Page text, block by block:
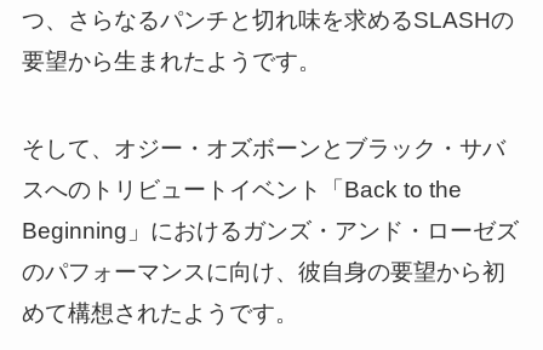
つ、さらなるパンチと切れ味を求めるSLASHの
要望から生まれたようです。
そして、オジー・オズボーンとブラック・サバ
スへのトリビュートイベント「Back to the
Beginning」におけるガンズ・アンド・ローゼズ
のパフォーマンスに向け、彼自身の要望から初
めて構想されたようです。